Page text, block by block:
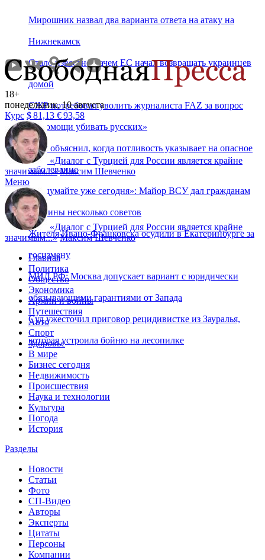
Мирошник назвал два варианта ответа на атаку на
Нижнекамск
Стало известно, зачем ЕС начал возвращать украинцев
домой
СЖР потребовал уволить журналиста FAZ за вопрос
о «помощи убивать русских»
Врач объяснил, когда потливость указывает на опасное
заболевание
«Подумайте уже сегодня»: Майор ВСУ дал гражданам
Украины несколько советов
Жителя Ивано-Франковска осудили в Екатеринбурге за
госизмену
МИД РФ: Москва допускает вариант с юридически
обязывающими гарантиями от Запада
Суд ужесточил приговор рецидивистке из Зауралья,
которая устроила бойню на лесопилке
18+
понедельник, 10 августа
Курс $81,13 €93,58
«Диалог с Турцией для России является крайне
значимым...» Максим Шевченко
Меню
«Диалог с Турцией для России является крайне
значимым...» Максим Шевченко
Главная
Политика
Общество
Экономика
Армии и войны
Путешествия
Авто
Спорт
Здоровье
В мире
Бизнес сегодня
Недвижимость
Происшествия
Наука и технологии
Культура
Погода
История
Разделы
Новости
Статьи
Фото
СП-Видео
Авторы
Эксперты
Цитаты
Персоны
Компании